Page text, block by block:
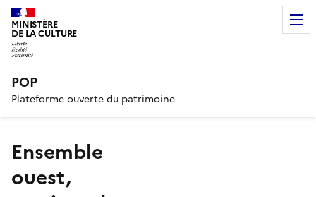
MINISTÈRE
DE LA CULTURE
POP
Plateforme ouverte du patrimoine
ensemble
ouest,